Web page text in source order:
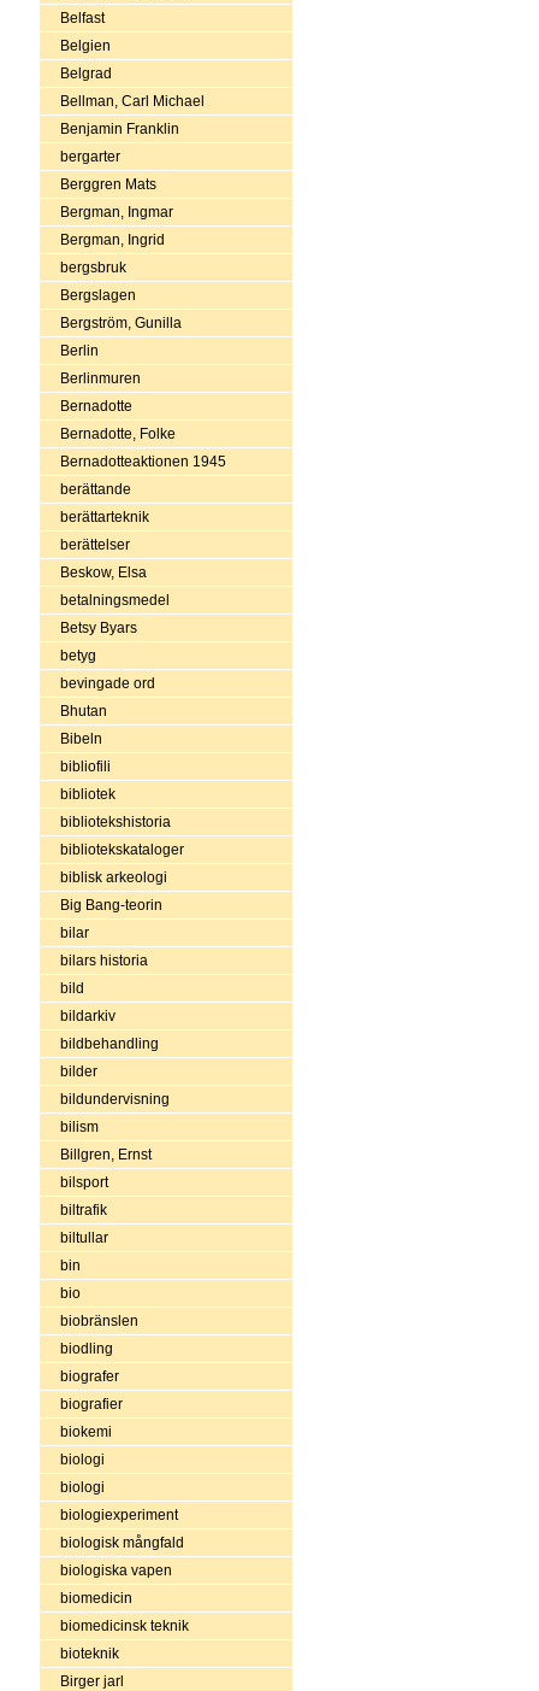
Belfast
Belgien
Belgrad
Bellman, Carl Michael
Benjamin Franklin
bergarter
Berggren Mats
Bergman, Ingmar
Bergman, Ingrid
bergsbruk
Bergslagen
Bergström, Gunilla
Berlin
Berlinmuren
Bernadotte
Bernadotte, Folke
Bernadotteaktionen 1945
berättande
berättarteknik
berättelser
Beskow, Elsa
betalningsmedel
Betsy Byars
betyg
bevingade ord
Bhutan
Bibeln
bibliofili
bibliotek
bibliotekshistoria
bibliotekskataloger
biblisk arkeologi
Big Bang-teorin
bilar
bilars historia
bild
bildarkiv
bildbehandling
bilder
bildundervisning
bilism
Billgren, Ernst
bilsport
biltrafik
biltullar
bin
bio
biobränslen
biodling
biografer
biografier
biokemi
biologi
biologi
biologiexperiment
biologisk mångfald
biologiska vapen
biomedicin
biomedicinsk teknik
bioteknik
Birger jarl